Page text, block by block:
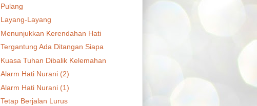
Pulang
Layang-Layang
Menunjukkan Kerendahan Hati
Tergantung Ada Ditangan Siapa
Kuasa Tuhan Dibalik Kelemahan
Alarm Hati Nurani (2)
Alarm Hati Nurani (1)
Tetap Berjalan Lurus